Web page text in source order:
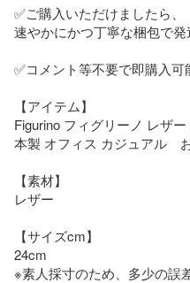
✅ご購入いただけましたら、
速やかにかつ丁寧な梱包で発
✅コメント等不要で即購入可
【アイテム】
Figurino フィグリーノ レザ
本製 オフィス カジュアル　
【素材】
レザー
【サイズcm】
24cm
※素人採寸のため、多少の誤